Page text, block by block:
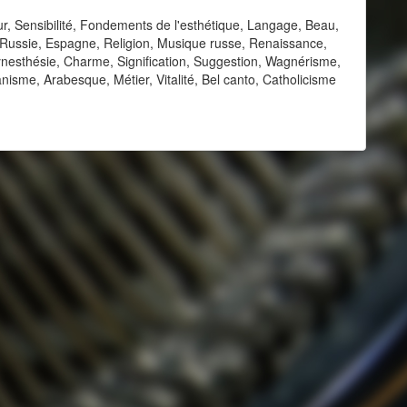
Sensibilité, Fondements de l'esthétique, Langage, Beau,
Espagne, Religion, Musique russe, Renaissance,
Charme, Signification, Suggestion, Wagnérisme,
Arabesque, Métier, Vitalité, Bel canto, Catholicisme